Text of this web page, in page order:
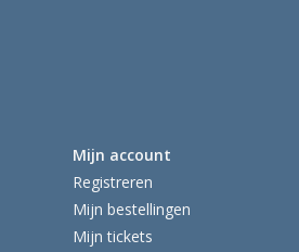
Mijn account
Registreren
Mijn bestellingen
Mijn tickets